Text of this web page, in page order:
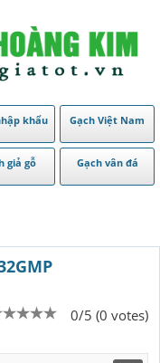
khẩu Gạch Việt Nam
giả gỗ Gạch vân đá
0/5 (0 votes)